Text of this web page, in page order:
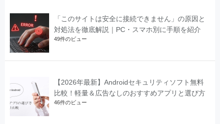
「このサイトは安全に接続できません」の原因と
対処法を徹底解説｜PC・スマホ別に手順を紹介
49件のビュー
【2026年最新】Androidセキュリティソフト無料
比較！軽量＆広告なしのおすすめアプリと選び方
46件のビュー